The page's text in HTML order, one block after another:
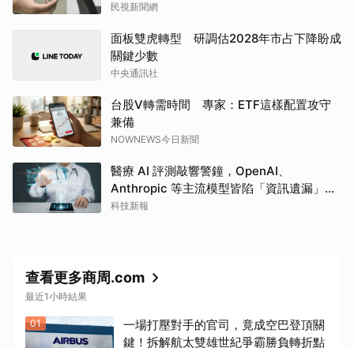
民視新聞網
面板雙虎轉型 研調估2028年市占下降盼成
關鍵少數
中央通訊社
台股V轉需時間 專家：ETF這樣配置攻守
兼備
NOWNEWS今日新聞
醫療 AI 評測敲響警鐘，OpenAI、
Anthropic 等主流模型皆陷「資訊遺漏」盲
點
科技新報
查看更多商周.com
最近1小時結果
01
一場打壓對手的官司，竟成空巴登頂關
鍵！拆解航太雙雄世紀爭霸勝負轉折點